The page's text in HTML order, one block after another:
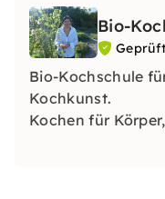
Bio-
Bio-Kochschule
Kochkunst.
Kochen für